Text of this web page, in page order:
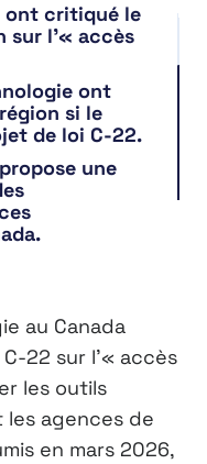
ont critiqué le
sur l’« accès
ont
si le
de loi C-22.
une
au Canada
22 sur l’« accès
les outils
les agences de
en mars 2026,